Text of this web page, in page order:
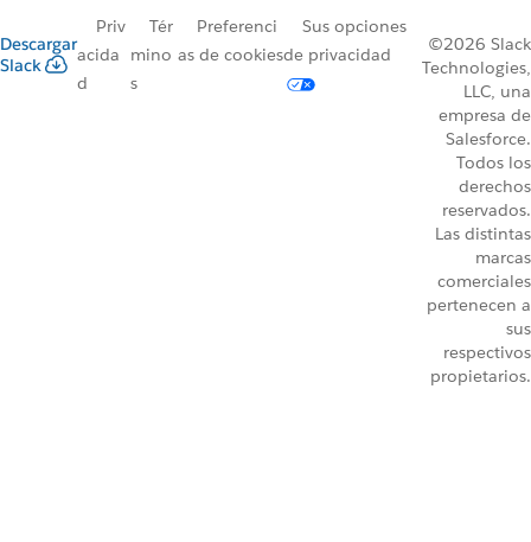
Descargar
Slack
Priv
acida
d
Tér
mino
s
Preferenci
as de cookies
Sus opciones
de privacidad
©2026 Slack
Technologies,
LLC, una
empresa de
Salesforce.
Todos los
derechos
reservados.
Las distintas
marcas
comerciales
pertenecen a
sus
respectivos
propietarios.